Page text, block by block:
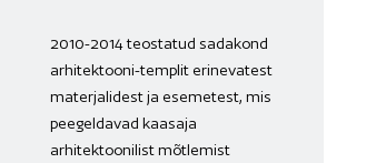
2010-2014 teostatud sadakond
arhitektooni-templit erinevatest
materjalidest ja esemetest, mis
peegeldavad kaasaja
arhitektoonilist mõtlemist